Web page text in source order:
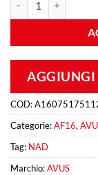
AGGIUNGI
COD:
Categorie:AF16,
Tag: NAD
Marchio:AVUS